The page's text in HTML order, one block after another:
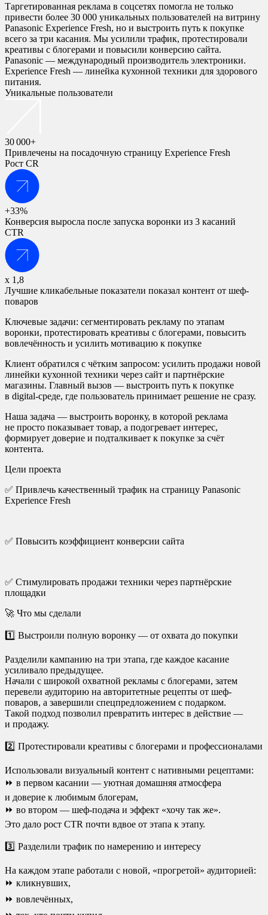
Таргетированная реклама в соцсетях помогла не только
привести более 30 000 уникальных пользователей на витрину
Panasonic Experience Fresh, но и выстроить путь к покупке
всего за три касания. Мы усилили трафик, протестировали
креативы с блогерами и повысили конверсию сайта.
Panasonic — международный производитель электроники.
Experience Fresh — линейка кухонной техники для здорового
питания.
Уникальные пользователи
30 000+
Привлечены на посадочную страницу Experience Fresh
Рост CR
+33%
Конверсия выросла после запуска воронки из 3 касаний
CTR
х 1,8
Лучшие кликабельные показатели показал контент от шеф-
поваров
Ключевые задачи: сегментировать рекламу по этапам
воронки, протестировать креативы с блогерами, повысить
вовлечённость и усилить мотивацию к покупке
Клиент обратился с чётким запросом: усилить продажи новой
линейки кухонной техники через сайт и партнёрские
магазины. Главный вызов — выстроить путь к покупке
в digital-среде, где пользователь принимает решение не сразу.
Наша задача — выстроить воронку, в которой реклама
не просто показывает товар, а подогревает интерес,
формирует доверие и подталкивает к покупке за счёт
контента.
Цели проекта
✅ Привлечь качественный трафик на страницу Panasonic
Experience Fresh
✅ Повысить коэффициент конверсии сайта
✅ Стимулировать продажи техники через партнёрские
площадки
🚀 Что мы сделали
1️⃣ Выстроили полную воронку — от охвата до покупки
Разделили кампанию на три этапа, где каждое касание
усиливало предыдущее.
Начали с широкой охватной рекламы с блогерами, затем
перевели аудиторию на авторитетные рецепты от шеф-
поваров, а завершили спецпредложением с подарком.
Такой подход позволил превратить интерес в действие —
и продажу.
2️⃣ Протестировали креативы с блогерами и профессионалами
Использовали визуальный контент с нативными рецептами:
⏩ в первом касании — уютная домашняя атмосфера
и доверие к любимым блогерам,
⏩ во втором — шеф-подача и эффект «хочу так же».
Это дало рост CTR почти вдвое от этапа к этапу.
3️⃣ Разделили трафик по намерению и интересу
На каждом этапе работали с новой, «прогретой» аудиторией:
⏩ кликнувших,
⏩ вовлечённых,